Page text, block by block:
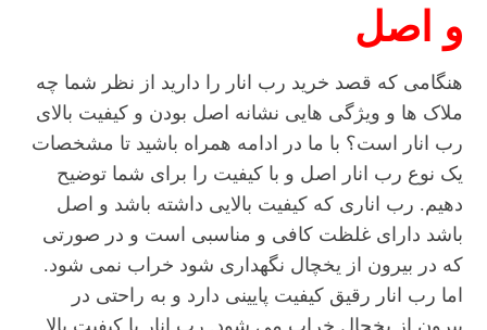
و اصل
هنگامی که قصد خرید رب انار را دارید از نظر شما چه
ملاک ها و ویژگی هایی نشانه اصل بودن و کیفیت بالای
رب انار است؟ با ما در ادامه همراه باشید تا مشخصات
یک نوع رب انار اصل و با کیفیت را برای شما توضیح
دهیم. رب اناری که کیفیت بالایی داشته باشد و اصل
باشد دارای غلظت کافی و مناسبی است و در صورتی
که در بیرون از یخچال نگهداری شود خراب نمی شود.
اما رب انار رقیق کیفیت پایینی دارد و به راحتی در
بیرون از یخچال خراب می شود. رب انار با کیفیت بالا